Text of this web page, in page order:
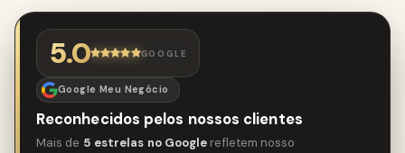
5.0 GOOGLE
Google Meu Negócio
Reconhecidos pelos nossos clientes
Mais de 5 estrelas no Google refletem nosso